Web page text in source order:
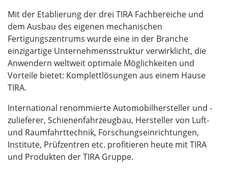
Mit der Etablierung der drei TIRA Fachbereiche und
dem Ausbau des eigenen mechanischen
Fertigungszentrums wurde eine in der Branche
einzigartige Unternehmensstruktur verwirklicht, die
Anwendern weltweit optimale Möglichkeiten und
Vorteile bietet: Komplettlösungen aus einem Hause
TIRA.
International renommierte Automobilhersteller und -
zulieferer, Schienenfahrzeugbau, Hersteller von Luft-
und Raumfahrttechnik, Forschungseinrichtungen,
Institute, Prüfzentren etc. profitieren heute mit TIRA
und Produkten der TIRA Gruppe.